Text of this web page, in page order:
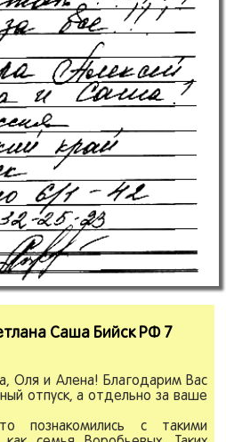
Саша Бийск РФ 7
Оля и Алена! Благодарим Вас
отпуск, а отдельно за ваше
познакомились с такими